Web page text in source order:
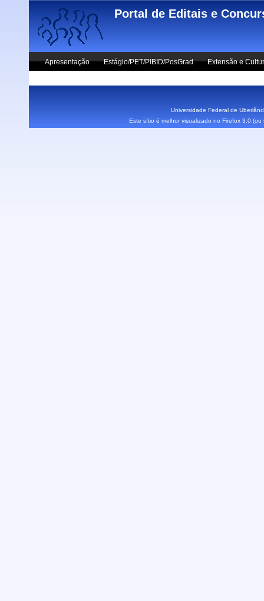
Skip to main content
Portal de Editais e
Apresentação Estágio/PET/PIBID/PosGrad Extensão e
Universidade Federal de
Este sítio é melhor visualizado no Firefox 3.0